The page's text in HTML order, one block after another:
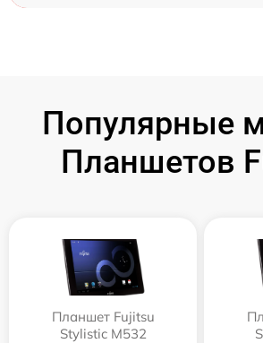
Популярные
Планшетов
Планшет Fujitsu
Stylistic M532